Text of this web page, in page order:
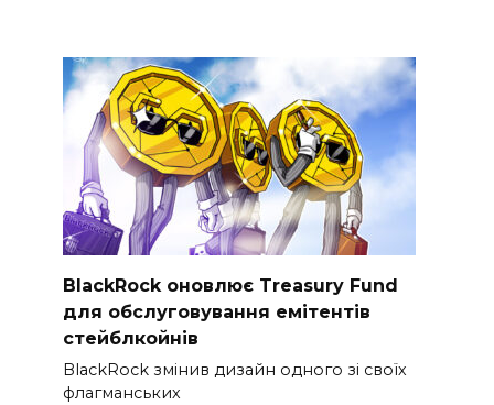
BlackRock оновлює Treasury Fund
для обслуговування емітентів
стейблкойнів
BlackRock змінив дизайн одного зі своїх
флагманських